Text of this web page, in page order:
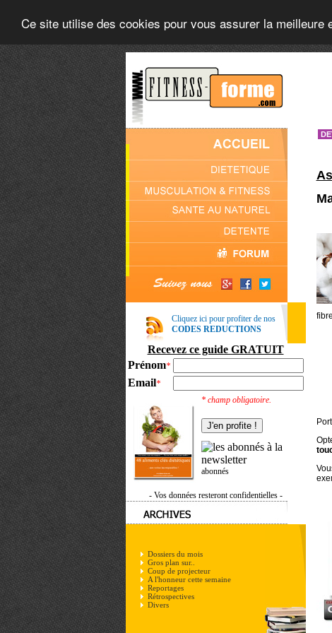
Ce site utilise des cookies pour vous assurer la meilleure
Cliquez ici pour profiter de nos
CODES REDUCTIONS
Recevez ce guide GRATUIT
Prénom*
Email*
* champ obligatoire.
abonnés
- Vos données resteront confidentielles -
Dossiers du mois
Gros plan sur..
Coup de projecteur
A l'honneur cette semaine
Reportages
Rétrospectives
Divers